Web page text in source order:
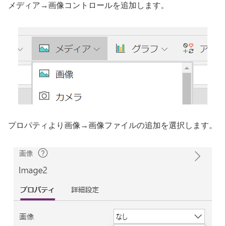
メディア→画像コントロールを追加します。
プロパティより画像→画像ファイルの追加を選択します。